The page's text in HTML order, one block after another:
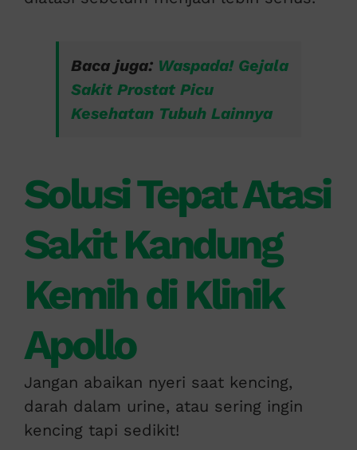
Baca juga: Waspada! Gejala
Sakit Prostat Picu
Kesehatan Tubuh Lainnya
Solusi Tepat Atasi
Sakit Kandung
Kemih di Klinik
Apollo
Jangan abaikan nyeri saat kencing,
darah dalam urine, atau sering ingin
kencing tapi sedikit!